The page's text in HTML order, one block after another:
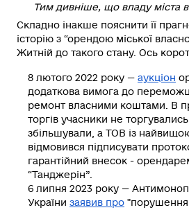
Тим дивніше, що владу міста
Складно інакше пояснити її
історію з “орендою міської
Житній до такого стану. Ось
8 лютого 2022 року — аукціон
додаткова вимога до
ремонт власними коштами. В
торгів учасники не
збільшували, а ТОВ із
відмовився підписувати
гарантійний внесок -
“Танджерін”.
6 липня 2023 року —
України заявив про "порушення